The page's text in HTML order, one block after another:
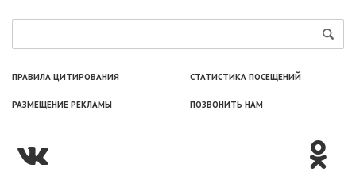
ПРАВИЛА ЦИТИРОВАНИЯ СТАТИСТИКА ПОСЕЩЕНИЙ
РАЗМЕЩЕНИЕ РЕКЛАМЫ ПОЗВОНИТЬ НАМ